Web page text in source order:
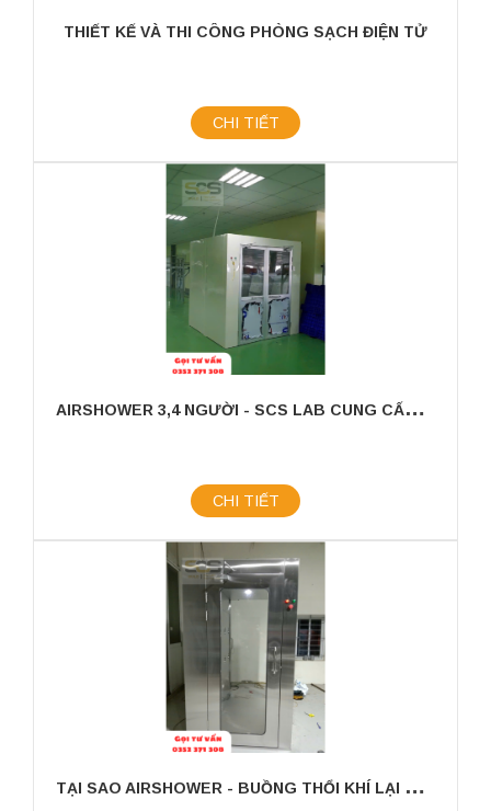
THIẾT KẾ VÀ THI CÔNG PHÒNG SẠCH ĐIỆN TỬ
CHI TIẾT
A
IRSHOWER 3,4 NGƯỜI - SCS LAB CUNG CẤP HÀNG CÓ SẴN, GIAO HÀNG TOÀN QUỐC
CHI TIẾT
T
ẠI SAO AIRSHOWER - BUỒNG THỔI KHÍ LẠI CẦN THIẾT TRONG PHÒNG SẠCH